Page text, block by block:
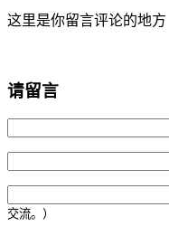
这里是你留言评论的地方
请留言
交流。）